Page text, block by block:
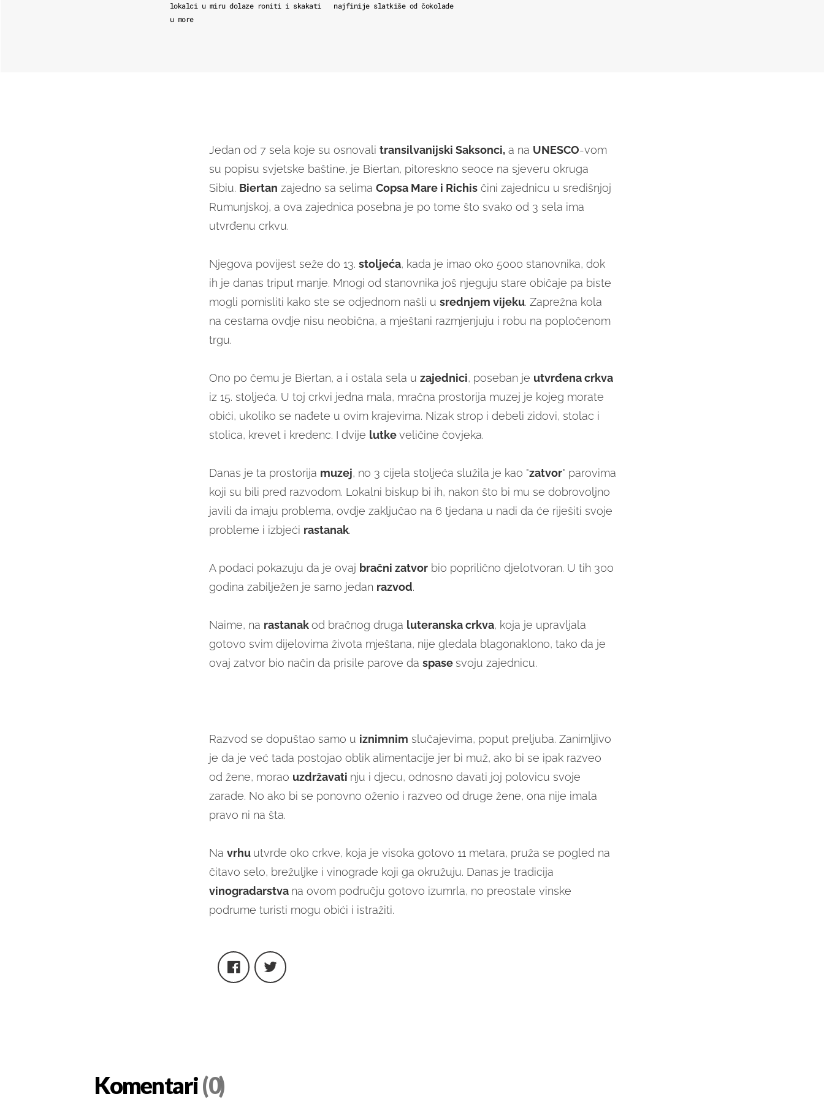
lokalci u miru dolaze roniti i skakati
u more
najfinije slatkiše od čokolade
Jedan od 7 sela koje su osnovali transilvanijski Saksonci,a na UNESCO-vom
su popisu svjetske baštine, je Biertan, pitoreskno seoce na sjeveru okruga
Sibiu. Biertan zajedno sa selima Copsa Mare i Richisčini zajednicu u središnjoj
Rumunjskoj, a ova zajednica posebna je po tome što svako od 3 sela ima
utvrđenu crkvu.
Njegova povijest seže do 13. stoljeća, kada je imao oko 5000 stanovnika, dok
ih je danas triput manje. Mnogi od stanovnika još njeguju stare običaje pa biste
mogli pomisliti kako ste se odjednom našli u srednjem vijeku. Zaprežna kola
na cestama ovdje nisu neobična, a mještani razmjenjuju i robu na popločenom
trgu.
Ono po čemu je Biertan, a i ostala sela u zajednici, poseban je utvrđena crkva
iz 15. stoljeća. U toj crkvi jedna mala, mračna prostorija muzej je kojeg morate
obići, ukoliko se nađete u ovim krajevima. Nizak strop i debeli zidovi, stolac i
stolica, krevet i kredenc. I dvije lutkeveličine čovjeka.
Danas je ta prostorija muzej, no 3 cijela stoljeća služila je kao "zatvor" parovima
koji su bili pred razvodom. Lokalni biskup bi ih, nakon što bi mu se dobrovoljno
javili da imaju problema, ovdje zaključao na 6 tjedana u nadi da će riješiti svoje
probleme i izbjeći rastanak.
A podaci pokazuju da je ovaj bračni zatvorbio poprilično djelotvoran. U tih 300
godina zabilježen je samo jedan razvod.
Naime, na rastanakod bračnog druga luteranska crkva, koja je upravljala
gotovo svim dijelovima života mještana, nije gledala blagonaklono, tako da je
ovaj zatvor bio način da prisile parove da spasesvoju zajednicu.
Razvod se dopuštao samo u iznimnim slučajevima, poput preljuba. Zanimljivo
je da je već tada postojao oblik alimentacije jer bi muž, ako bi se ipak razveo
od žene, morao uzdržavati nju i djecu, odnosno davati joj polovicu svoje
zarade. No ako bi se ponovno oženio i razveo od druge žene, ona nije imala
pravo ni na šta.
Na vrhu utvrde oko crkve, koja je visoka gotovo 11 metara, pruža se pogled na
čitavo selo, brežuljke i vinograde koji ga okružuju. Danas je tradicija
vinogradarstva na ovom području gotovo izumrla, no preostale vinske
podrume turisti mogu obići i istražiti.
Komentari(0)